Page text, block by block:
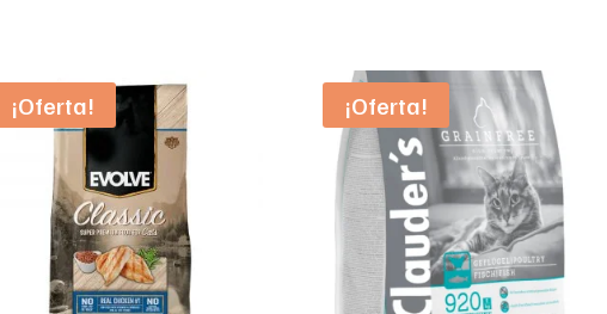
¡Oferta! ¡Oferta!